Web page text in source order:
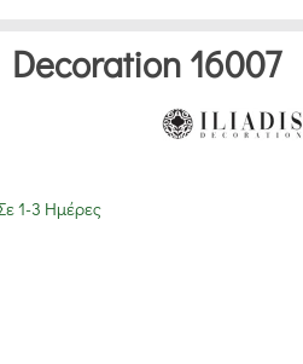
Decoration 16007
1-3 Ημέρες